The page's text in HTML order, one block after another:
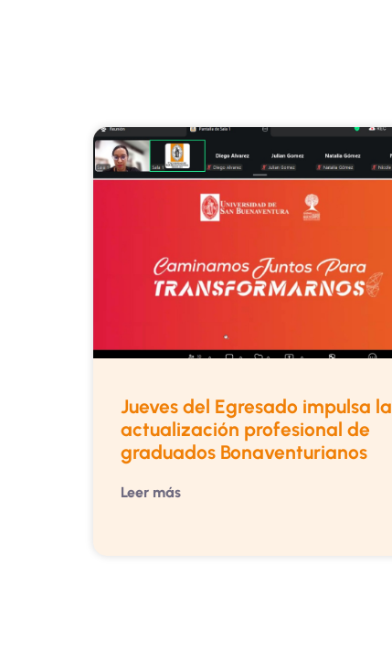
Jueves del Egresado impulsa la
actualización profesional de
graduados Bonaventurianos
Leer más